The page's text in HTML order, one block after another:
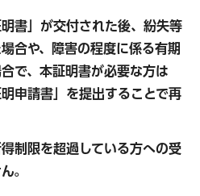
書」が交付された後、紛失等
合や、障害の程度に係る有期
で、本証明書が必要な方は
申請書」を提出することで再
制限を超過している方への受
。